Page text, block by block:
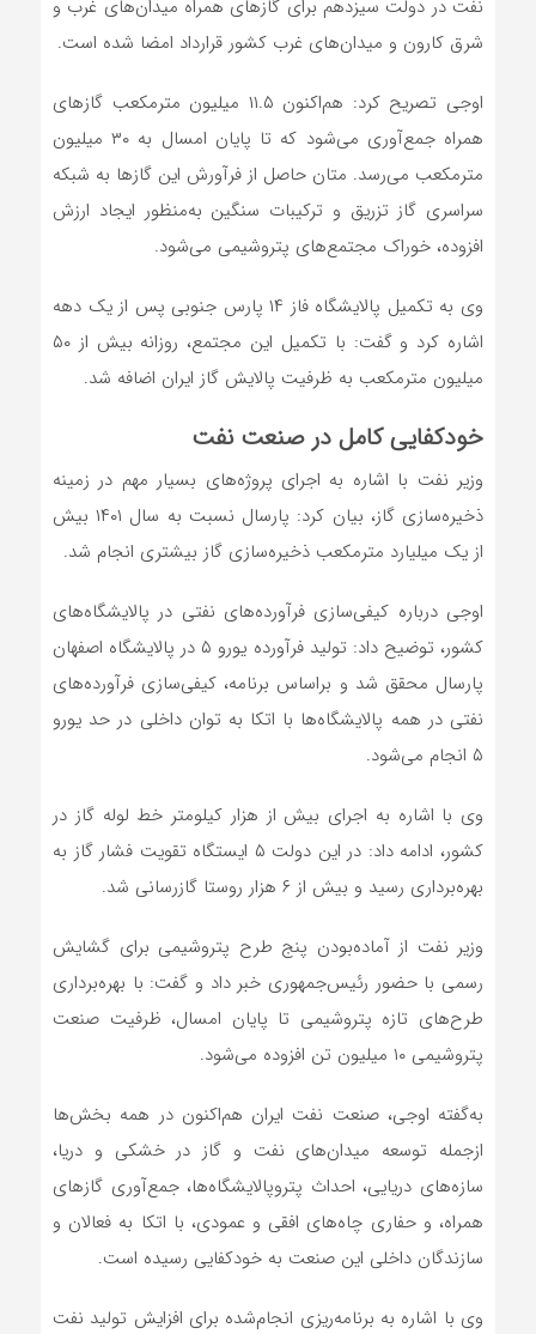
نفت در دولت سیزدهم برای گازهای همراه میدان‌های غرب و
شرق کارون و میدان‌های غرب کشور قرارداد امضا شده است.
اوجی تصریح کرد: هم‌اکنون ۱۱.۵ میلیون مترمکعب گازهای
همراه جمع‌آوری می‌شود که تا پایان امسال به ۳۰ میلیون
مترمکعب می‌رسد. متان حاصل از فرآورش این گازها به شبکه
سراسری گاز تزریق و ترکیبات سنگین‌ به‌منظور ایجاد ارزش
افزوده، خوراک مجتمع‌های پتروشیمی می‌شود.
وی به تکمیل پالایشگاه فاز ۱۴ پارس جنوبی پس از یک دهه
اشاره کرد و گفت: با تکمیل این مجتمع، روزانه بیش از ۵۰
میلیون مترمکعب به ظرفیت پالایش گاز ایران اضافه شد.
خودکفایی کامل در صنعت نفت
وزیر نفت با اشاره به اجرای پروژه‌های بسیار مهم در زمینه
ذخیره‌سازی گاز، بیان کرد: پارسال نسبت به سال ۱۴۰۱ بیش
از یک میلیارد مترمکعب ذخیره‌سازی گاز بیشتری انجام شد.
اوجی درباره کیفی‌سازی فرآورده‌های نفتی در پالایشگاه‌های
کشور، توضیح داد: تولید فرآورده یورو ۵ در پالایشگاه اصفهان
پارسال محقق شد و براساس برنامه، کیفی‌سازی فرآورده‌های
نفتی در همه پالایشگاه‌ها با اتکا به توان داخلی در حد یورو
۵ انجام می‌شود.
وی با اشاره به اجرای بیش از هزار کیلومتر خط لوله گاز در
کشور، ادامه داد: در این دولت ۵ ایستگاه تقویت فشار گاز به
بهره‌برداری رسید و بیش از ۶ هزار روستا گازرسانی شد.
وزیر نفت از آماده‌بودن پنج طرح پتروشیمی برای گشایش
رسمی با حضور رئیس‌جمهوری خبر داد و گفت: با بهره‌برداری
طرح‌های تازه پتروشیمی تا پایان امسال، ظرفیت صنعت
پتروشیمی ۱۰ میلیون تن افزوده می‌شود.
به‌گفته اوجی، صنعت نفت ایران هم‌اکنون در همه بخش‌ها
ازجمله توسعه میدان‌های نفت و گاز در خشکی و دریا،
سازه‌های دریایی، احداث پتروپالایشگاه‌ها، جمع‌آوری گازهای
همراه، و حفاری چاه‌های افقی و عمودی، با اتکا به فعالان و
سازندگان داخلی این صنعت به خودکفایی رسیده است.
وی با اشاره به برنامه‌ریزی انجام‌شده برای افزایش تولید نفت